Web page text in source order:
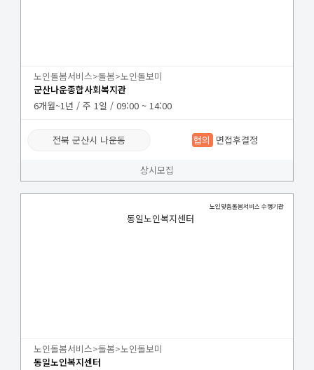
노인돌봄서비스>돌봄>노인돌보미
군산나운종합사회복지관
6개월~1년 / 주 1일 / 09:00 ~ 14:00
전북 군산시 나운동 협의 면접후결정
상시모집
노인맞춤돌봄서비스 수행기관
동일노인복지센터
노인돌봄서비스>돌봄>노인돌보미
동일노인복지센터